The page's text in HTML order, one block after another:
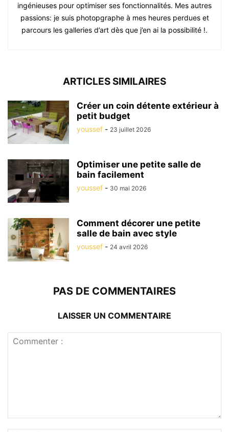
ingénieuses pour optimiser ses fonctionnalités. Mes autres
passions: je suis photopgraphe à mes heures perdues et
parcours les galleries d’art dès que j’en ai la possibilité !.
ARTICLES SIMILAIRES
Créer un coin détente extérieur à
petit budget
youssef - 23 juillet 2026
Optimiser une petite salle de
bain facilement
youssef - 30 mai 2026
Comment décorer une petite
salle de bain avec style
youssef - 24 avril 2026
PAS DE COMMENTAIRES
LAISSER UN COMMENTAIRE